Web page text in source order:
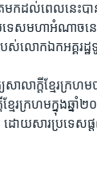
មក​ដល់​ពេល​នេះ​ប
ទេស​មហា​អំណាច​ន
បស់​លោក​ឯកអគ្គ​រដ្
សាលាក្តី​ខ្មែរក្រហ
ែរ​ក្រហម​ក្នុង​ឆ្នាំ​
ដោយសារ​ប្រទេ